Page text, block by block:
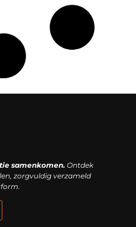
samenkomen.Ontdek
zorgvuldig verzameld